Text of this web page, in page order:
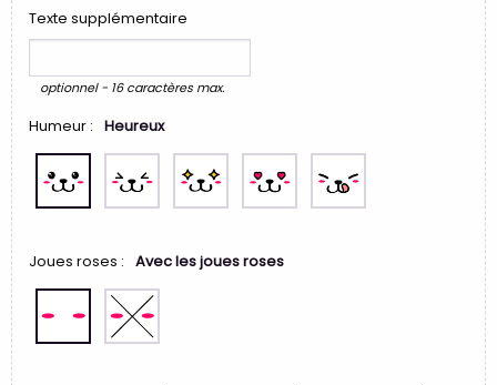
Texte supplémentaire
optionnel - 16 caractères max.
Humeur : Heureux
Joues roses : Avec les joues roses